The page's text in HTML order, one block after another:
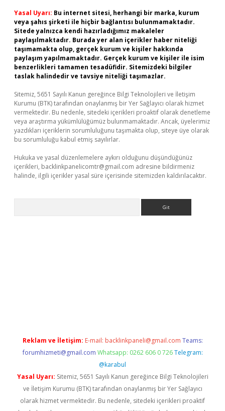
Yasal Uyarı: Bu internet sitesi, herhangi bir marka, kurum
veya şahıs şirketi ile hiçbir bağlantısı bulunmamaktadır.
Sitede yalnızca kendi hazırladığımız makaleler
paylaşılmaktadır. Burada yer alan içerikler haber niteliği
taşımamakta olup, gerçek kurum ve kişiler hakkında
paylaşım yapılmamaktadır. Gerçek kurum ve kişiler ile isim
benzerlikleri tamamen tesadüfidir. Sitemizdeki bilgiler
taslak halindedir ve tavsiye niteliği taşımazlar.
Sitemiz, 5651 Sayılı Kanun gereğince Bilgi Teknolojileri ve İletişim
Kurumu (BTK) tarafından onaylanmış bir Yer Sağlayıcı olarak hizmet
vermektedir. Bu nedenle, sitedeki içerikleri proaktif olarak denetleme
veya araştırma yükümlülüğümüz bulunmamaktadır. Ancak, üyelerimiz
yazdıkları içeriklerin sorumluluğunu taşımakta olup, siteye üye olarak
bu sorumluluğu kabul etmiş sayılırlar.
Hukuka ve yasal düzenlemelere aykırı olduğunu düşündüğünüz
içerikleri, backlinkpanelicomtr@gmail.com adresine bildirmeniz
halinde, ilgili içerikler yasal süre içerisinde sitemizden kaldırılacaktır.
Reklam ve İletişim: E-mail: backlinkpaneli@gmail.com Teams:
forumhizmeti@gmail.com Whatsapp: 0262 606 0 726 Telegram:
@karabul
Yasal Uyarı: Sitemiz, 5651 Sayılı Kanun gereğince Bilgi Teknolojileri
ve İletişim Kurumu (BTK) tarafından onaylanmış bir Yer Sağlayıcı
olarak hizmet vermektedir. Bu nedenle, sitedeki içerikleri proaktif